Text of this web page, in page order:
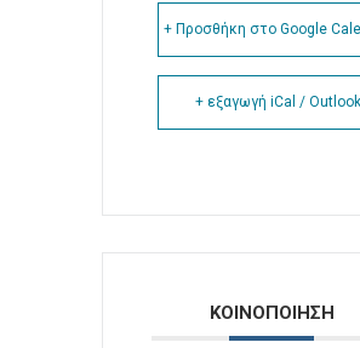
+ Προσθήκη στο Google
+ εξαγωγή iCal / Outlook
ΚΟΙΝΟΠΟΙΗΣΗ